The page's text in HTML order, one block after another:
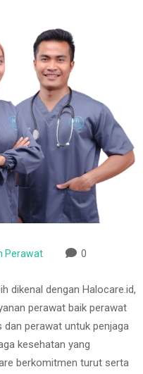
Perawat 0
dikenal dengan Halocare.id,
perawat baik perawat
dan perawat untuk penjaga
kesehatan yang
berkomitmen turut serta